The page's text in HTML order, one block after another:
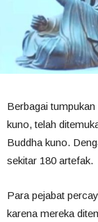
Berbagai
kuno, telah
Buddha kuno.
sekitar 180 artefak.
Para pejabat
karena mereka